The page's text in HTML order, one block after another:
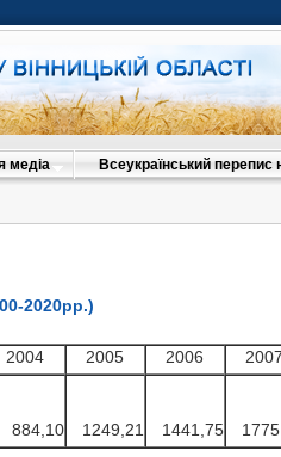
медіа Всеукраїнський перепис
2020рр.)
2004 2005 2006 2007
884,10 1249,21 1441,75